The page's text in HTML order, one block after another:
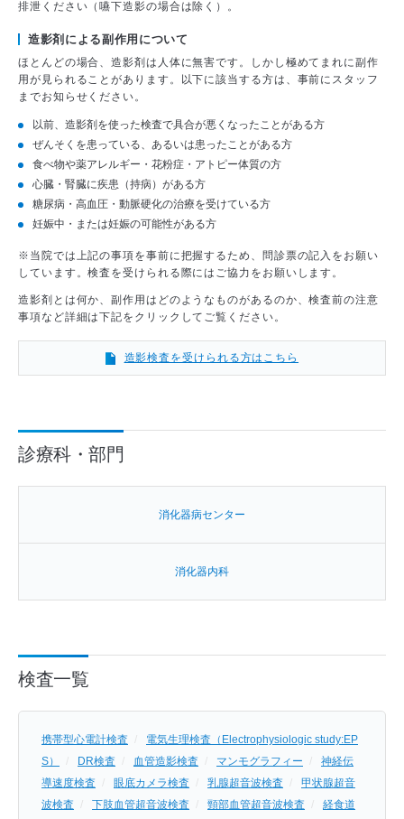
排泄ください（嚥下造影の場合は除く）。
造影剤による副作用について
ほとんどの場合、造影剤は人体に無害です。しかし極めてまれに副作
用が見られることがあります。以下に該当する方は、事前にスタッフ
までお知らせください。
以前、造影剤を使った検査で具合が悪くなったことがある方
ぜんそくを患っている、あるいは患ったことがある方
食べ物や薬アレルギー・花粉症・アトピー体質の方
心臓・腎臓に疾患（持病）がある方
糖尿病・高血圧・動脈硬化の治療を受けている方
妊娠中・または妊娠の可能性がある方
※当院では上記の事項を事前に把握するため、問診票の記入をお願い
しています。検査を受けられる際にはご協力をお願いします。
造影剤とは何か、副作用はどのようなものがあるのか、検査前の注意
事項など詳細は下記をクリックしてご覧ください。
造影検査を受けられる方はこちら
診療科・部門
消化器病センター
消化器内科
検査一覧
携帯型心電計検査
電気生理検査（Electrophysiologic study:EP
S）
DR検査 血管造影検査 マンモグラフィー
神経伝
導速度検査
眼底カメラ検査 乳腺超音波検査
甲状腺超音
波検査
下肢血管超音波検査 頸部血管超音波検査
経食道